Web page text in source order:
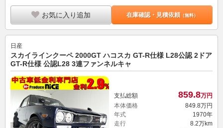
お気に入り追加 在庫確認・見積依頼（無料）
日産
スカイラインクーペ 2000GT ハコスカ GT-R仕様 L28公認 2ドア
GT-R仕様 公認L28 3連ファンネルキャ
支払総額 859.8万円
本体価格
849.8万円
年式
1970年
走行
8.2万km